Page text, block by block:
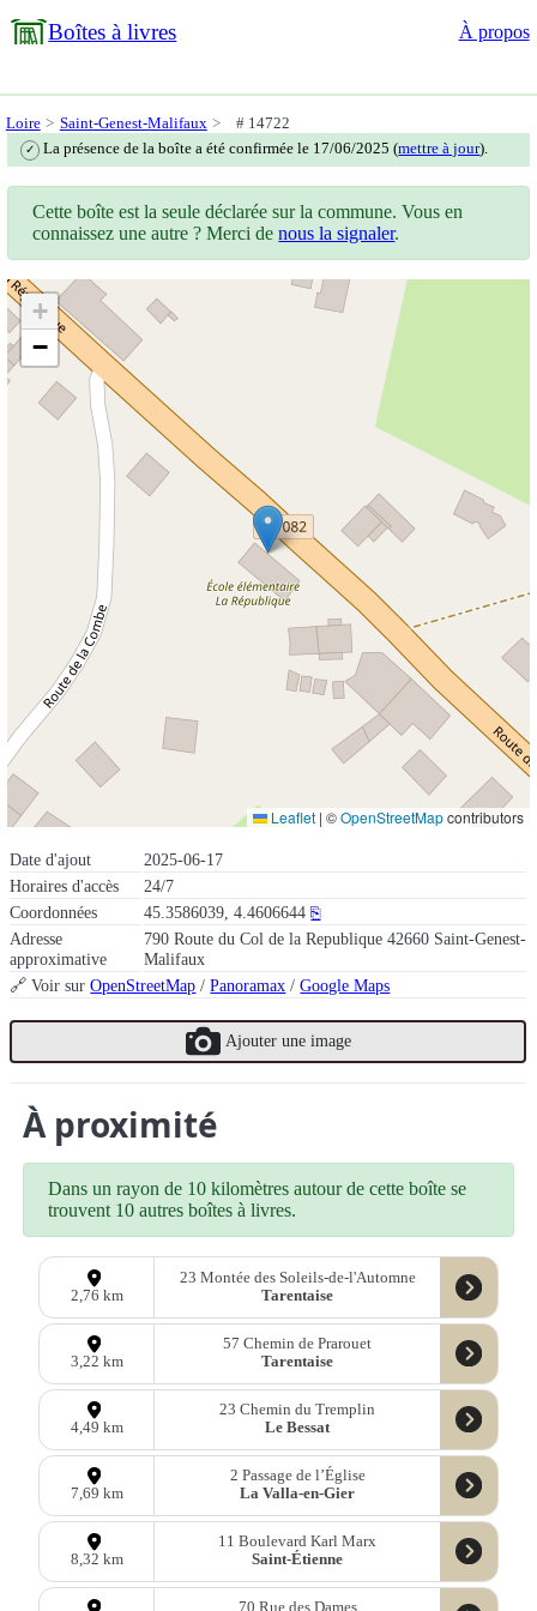
Boîtes à livres À propos
Loire Saint-Genest-Malifaux # 14722
✓ La présence de la boîte a été confirmée le 17/06/2025 (mettre à jour).
Date d'ajout
2025-06-17
Horaires d'accès
24/7
Coordonnées
45.3586039, 4.4606644 ⎘
Adresse
approximative
790 Route du Col de la Republique 42660 Saint-Genest-
Malifaux
🔗 Voir surOpenStreetMap /Panoramax /Google Maps
Ajouter une image
Cette boîte est la seule déclarée sur la commune. Vous en
connaissez une autre ? Merci denous la signaler.
+
−
Leaflet | ©OpenStreetMapcontributors
À proximité
Dans un rayon de 10 kilomètres autour de cette boîte se
trouvent 10 autres boîtes à livres.
2,76 km
23 Montée des Soleils-de-l'Automne
Tarentaise
3,22 km
57 Chemin de Prarouet
Tarentaise
4,49 km
23 Chemin du Tremplin
Le Bessat
7,69 km
2 Passage de l’Église
La Valla-en-Gier
8,32 km
11 Boulevard Karl Marx
Saint-Étienne
70 Rue des Dames